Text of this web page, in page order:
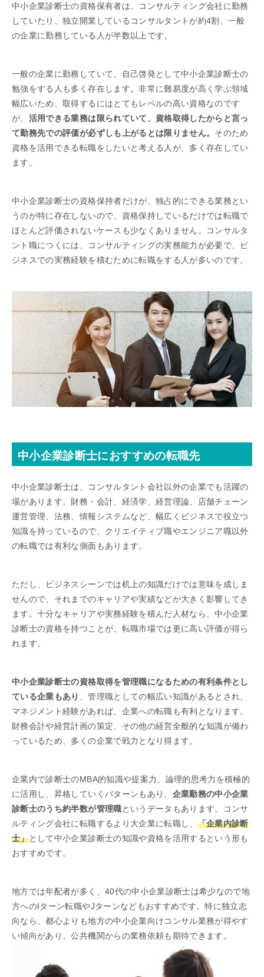
中小企業診断士の資格保有者は、コンサルティング会社に勤務
していたり、独立開業しているコンサルタントが約4割、一般
の企業に勤務している人が半数以上です。
一般の企業に勤務していて、自己啓発として中小企業診断士の
勉強をする人も多く存在します。非常に難易度が高く学ぶ領域
幅広いため、取得するにはとてもレベルの高い資格なのです
が、 活用できる業務は限られていて、資格取得したからと言っ
て勤務先での評価が必ずしも上がるとは限りません。 そのため
資格を活用できる転職をしたいと考える人が、多く存在してい
ます。
中小企業診断士の資格保持者だけが、独占的にできる業務とい
うのが特に存在しないので、資格保持しているだけでは転職で
ほとんど評価されないケースも少なくありません。コンサルタ
ント職につくには、コンサルティングの実務能力が必要で、ビ
ジネスでの実務経験を積むために転職をする人が多いのです。
中小企業診断士におすすめの転職先
中小企業診断士は、コンサルタント会社以外の企業でも活躍の
場があります。財務・会計、経済学、経営理論、店舗チェーン
運営管理、法務、情報システムなど、幅広くビジネスで役立つ
知識を持っているので、クリエイティブ職やエンジニア職以外
の転職では有利な側面もあります。
ただし、ビジネスシーンでは机上の知識だけでは意味を成しま
せんので、それまでのキャリアや実績などが大きく影響してき
ます。十分なキャリアや実務経験を積んだ人材なら、中小企業
診断士の資格を持つことが、転職市場では更に高い評価が得ら
れます。
中小企業診断士の資格取得を管理職になるための有利条件とし
ている企業もあり
、管理職としての幅広い知識があるとされ、
マネジメント経験があれば、企業への転職も有利となります。
財務会計や経営計画の策定、その他の経営全般的な知識が備わ
っているため、多くの企業で戦力となり得ます。
企業内で診断士のMBA的知識や提案力、論理的思考力を積極的
に活用し、昇格していくパターンもあり、 企業勤務の中小企業
診断士のうち約半数が管理職というデータもあります。コンサ
ルティング会社に転職するより大企業に転職し、 「企業内診断
士」として中小企業診断士の知識や資格を活用するという形も
おすすめです。
地方では年配者が多く、40代の中小企業診断士は希少なので地
方へのIターン転職やJターンなどもおすすめです。特に独立志
向なら、都心よりも地方の中小企業向けコンサル業務が得やす
い傾向があり、公共機関からの業務依頼も期待できます。